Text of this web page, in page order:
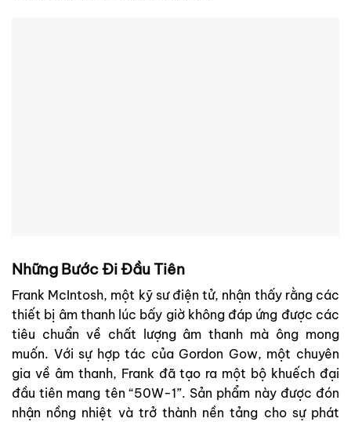
Những Bước Đi Đầu Tiên
Frank McIntosh, một kỹ sư điện tử, nhận thấy rằng các
thiết bị âm thanh lúc bấy giờ không đáp ứng được các
tiêu chuẩn về chất lượng âm thanh mà ông mong
muốn. Với sự hợp tác của Gordon Gow, một chuyên
gia về âm thanh, Frank đã tạo ra một bộ khuếch đại
đầu tiên mang tên “50W-1”. Sản phẩm này được đón
nhận nồng nhiệt và trở thành nền tảng cho sự phát